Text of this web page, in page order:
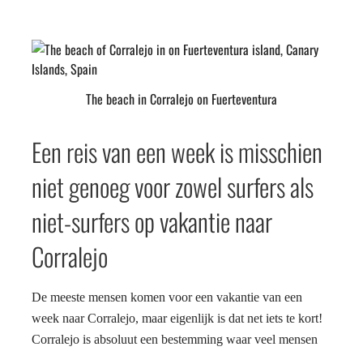
The beach in Corralejo on Fuerteventura
Een reis van een week is misschien
niet genoeg voor zowel surfers als
niet-surfers op vakantie naar
Corralejo
De meeste mensen komen voor een vakantie van een
week naar Corralejo, maar eigenlijk is dat net iets te kort!
Corralejo is absoluut een bestemming waar veel mensen